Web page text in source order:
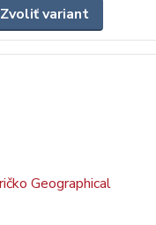
Zvoliť variant